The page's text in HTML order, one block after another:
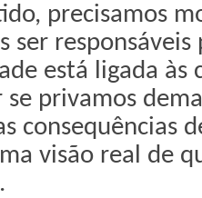
precisamos
ser responsáveis
está ligada às
se privamos
consequências
visão real de